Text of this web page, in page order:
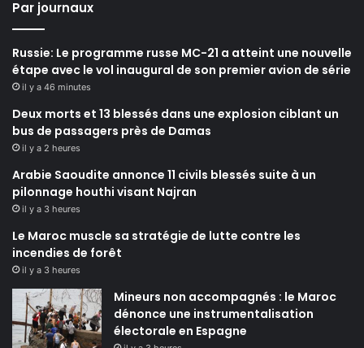
Par journaux
Russie: Le programme russe MC-21 a atteint une nouvelle
étape avec le vol inaugural de son premier avion de série
il y a 46 minutes
Deux morts et 13 blessés dans une explosion ciblant un
bus de passagers près de Damas
il y a 2 heures
Arabie Saoudite annonce 11 civils blessés suite à un
pilonnage houthi visant Najran
il y a 3 heures
Le Maroc muscle sa stratégie de lutte contre les
incendies de forêt
il y a 3 heures
Mineurs non accompagnés : le Maroc
dénonce une instrumentalisation
électorale en Espagne